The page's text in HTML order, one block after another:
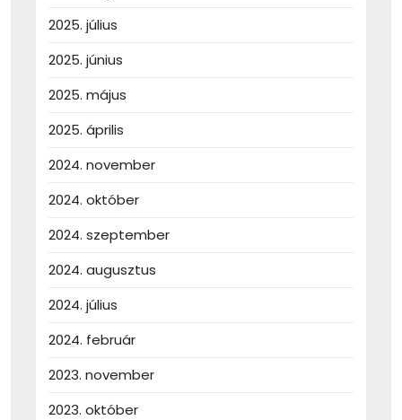
2025. július
2025. június
2025. május
2025. április
2024. november
2024. október
2024. szeptember
2024. augusztus
2024. július
2024. február
2023. november
2023. október